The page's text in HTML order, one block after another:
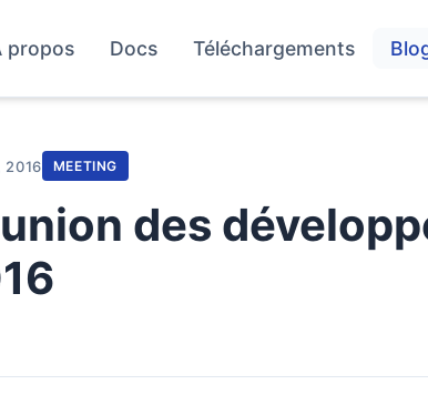
propos Docs Téléchargements
2016 MEETING
des